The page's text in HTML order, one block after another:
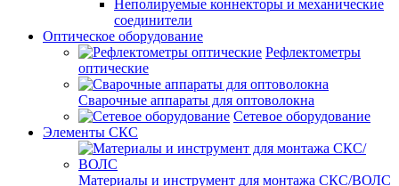
Неполируемые коннекторы и механические
соединители
Оптическое оборудование
Рефлектометры
оптические
Сварочные аппараты для оптоволокна
Сетевое оборудование
Элементы СКС
Материалы и инструмент для монтажа СКС/ВОЛС